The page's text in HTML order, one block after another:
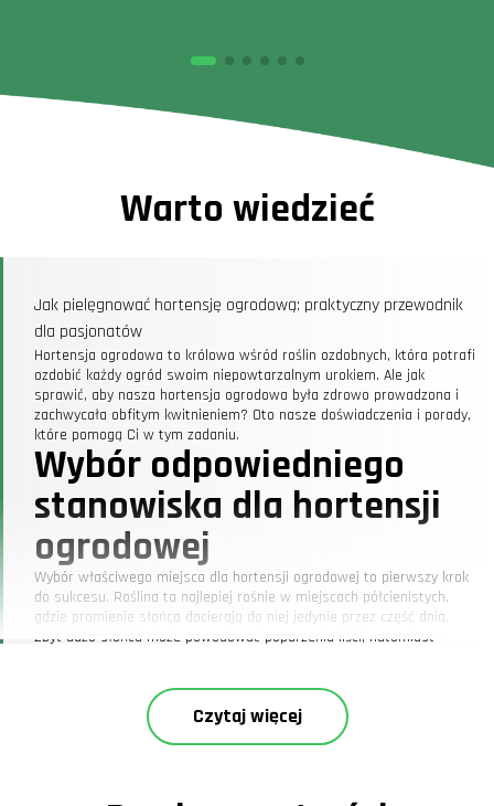
Warto wiedzieć
Jak pielęgnować hortensję ogrodową: praktyczny przewodnik
dla pasjonatów
Hortensja ogrodowa to królowa wśród roślin ozdobnych, która potrafi
ozdobić każdy ogród swoim niepowtarzalnym urokiem. Ale jak
sprawić, aby nasza hortensja ogrodowa była zdrowo prowadzona i
zachwycała obfitym kwitnieniem? Oto nasze doświadczenia i porady,
które pomogą Ci w tym zadaniu.
Wybór odpowiedniego
stanowiska dla hortensji
ogrodowej
Wybór właściwego miejsca dla hortensji ogrodowej to pierwszy krok
do sukcesu. Roślina ta najlepiej rośnie w miejscach półcienistych,
gdzie promienie słońca docierają do niej jedynie przez część dnia.
Zbyt dużo słońca może powodować poparzenia liści, natomiast
gdzie słońce pojawia się tylko rano.
Co ciekawe, nasz sąsiad ma na ten temat nieco inne spojrzenie -
jego hortensje ogrodowe stoją w pełnym słońcu przez większość
Odmiany hortensji ogrodowej a lokalne
Czytaj więcej